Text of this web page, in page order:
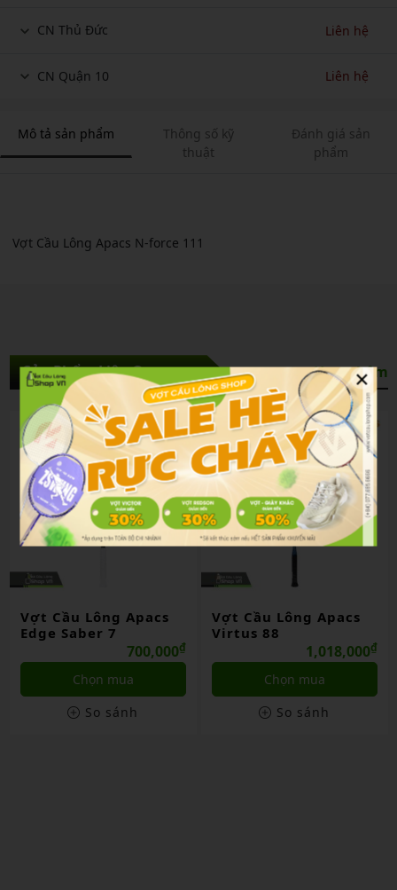
CN Thủ Đức Liên hệ
CN Quận 10 Liên hệ
Mô tả sản phẩm
Thông số kỹ
thuật
Đánh giá sản
phẩm
Vợt Cầu Lông Apacs N-force 111
Sản Phẩm Liên Quan Xem thêm
Vợt Cầu Lông Apacs
Edge Saber 7
700,000₫
Chọn mua
So sánh
Vợt Cầu Lông Apacs
Virtus 88
1,018,000₫
Chọn mua
So sánh
×